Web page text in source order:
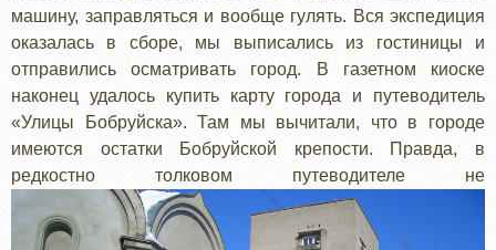
машину, заправляться и вообще гулять. Вся экспедиция
оказалась в сборе, мы выписались из гостиницы и
отправились осматривать город. В газетном киоске
наконец удалось купить карту города и путеводитель
«Улицы Бобруйска». Там мы вычитали, что в городе
имеются остатки Бобруйской крепости. Правда, в
редкостно толковом путеводителе не